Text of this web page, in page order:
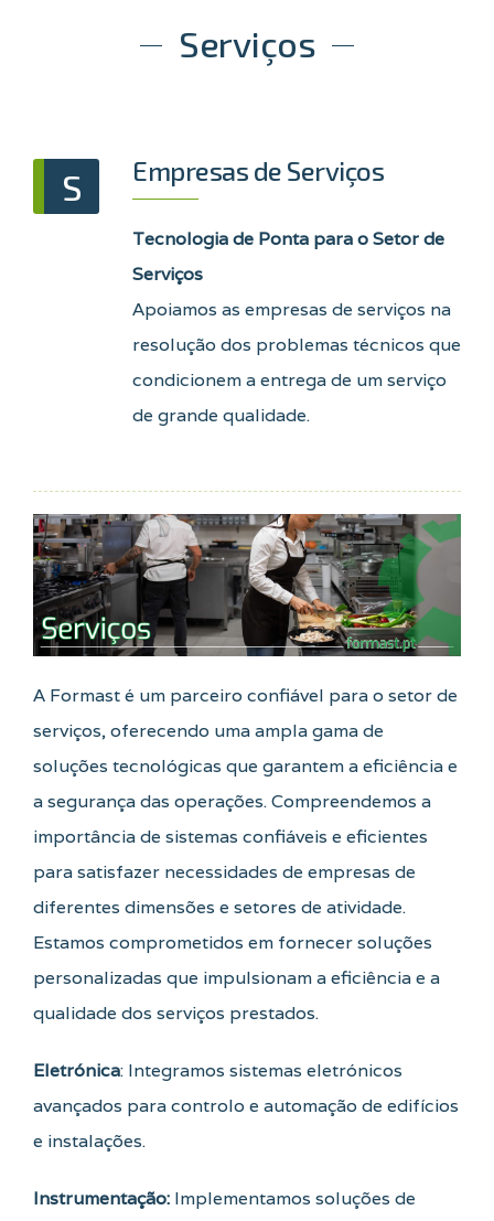
Serviços
S Empresas de Serviços
Tecnologia de Ponta para o Setor de
Serviços
Apoiamos as empresas de serviços na
resolução dos problemas técnicos que
condicionem a entrega de um serviço
de grande qualidade.
A Formast é um parceiro confiável para o setor de
serviços, oferecendo uma ampla gama de
soluções tecnológicas que garantem a eficiência e
a segurança das operações. Compreendemos a
importância de sistemas confiáveis e eficientes
para satisfazer necessidades de empresas de
diferentes dimensões e setores de atividade.
Estamos comprometidos em fornecer soluções
personalizadas que impulsionam a eficiência e a
qualidade dos serviços prestados.
Eletrónica: Integramos sistemas eletrónicos
avançados para controlo e automação de edifícios
e instalações.
Instrumentação: Implementamos soluções de